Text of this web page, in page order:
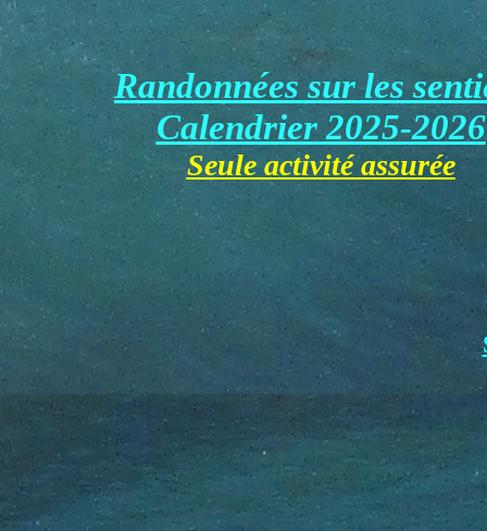
Randonnées sur les
Calendrier 2025-2026
Seule activitéassurée